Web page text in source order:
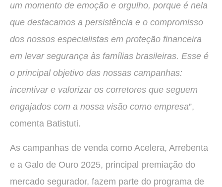
um momento de emoção e orgulho, porque é nela
que destacamos a persistência e o compromisso
dos nossos especialistas em proteção financeira
em levar segurança às famílias brasileiras. Esse é
o principal objetivo das nossas campanhas:
incentivar e valorizar os corretores que seguem
engajados com a nossa visão como empresa”,
comenta Batistuti.
As campanhas de venda como Acelera, Arrebenta
e a Galo de Ouro 2025, principal premiação do
mercado segurador, fazem parte do programa de